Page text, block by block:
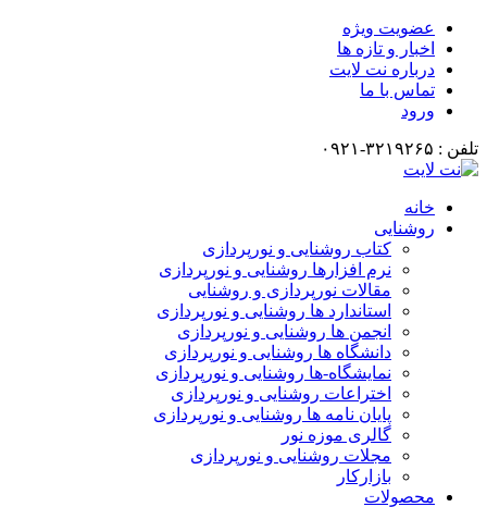
عضویت ویژه
اخبار و تازه ها
درباره نت لایت
تماس با ما
ورود
تلفن : ۳۲۱۹۲۶۵-۰۹۲۱
خانه
روشنایی
کتاب روشنایی و نورپردازی
نرم افزارها روشنایی و نورپردازی
مقالات نورپردازی و روشنایی
استاندارد ها روشنایی و نورپردازی
انجمن ها روشنایی و نورپردازی
دانشگاه ها روشنایی و نورپردازی
نمایشگاه-ها روشنایی و نورپردازی
اختراعات روشنایی و نورپردازی
پایان نامه ها روشنایی و نورپردازی
گالری موزه نور
مجلات روشنایی و نورپردازی
بازارکار
محصولات